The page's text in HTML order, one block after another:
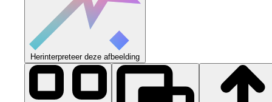
Herinterpreteer deze afbeelding